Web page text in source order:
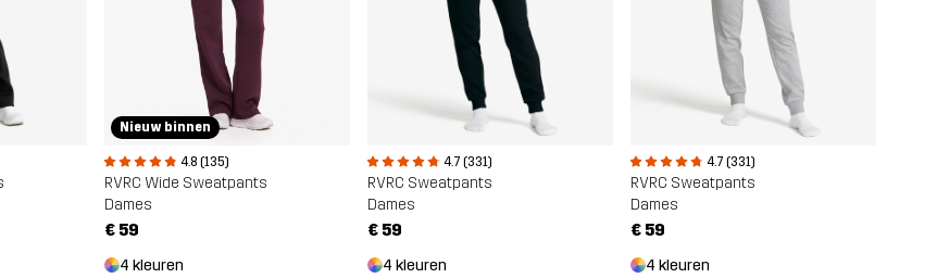
Nieuw binnen
4.8 (135)
RVRC Wide Sweatpants
Dames
€ 59
4 kleuren
4.7 (331)
RVRC Sweatpants
Dames
€ 59
4 kleuren
4.7 (331)
RVRC Sweatpants
Dames
€ 59
4 kleuren